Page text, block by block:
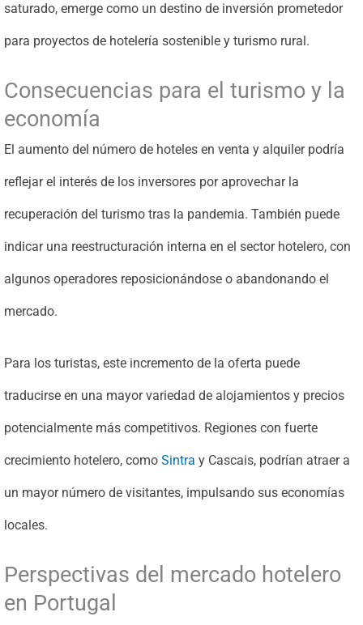
saturado, emerge como un destino de inversión prometedor
para proyectos de hotelería sostenible y turismo rural.
Consecuencias para el turismo y la
economía
El aumento del número de hoteles en venta y alquiler podría
reflejar el interés de los inversores por aprovechar la
recuperación del turismo tras la pandemia. También puede
indicar una reestructuración interna en el sector hotelero, con
algunos operadores reposicionándose o abandonando el
mercado.
Para los turistas, este incremento de la oferta puede
traducirse en una mayor variedad de alojamientos y precios
potencialmente más competitivos. Regiones con fuerte
crecimiento hotelero, como Sintra y Cascais, podrían atraer a
un mayor número de visitantes, impulsando sus economías
locales.
Perspectivas del mercado hotelero
en Portugal